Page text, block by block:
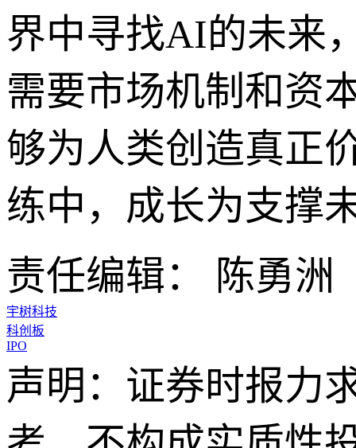
界中寻找AI的未来
需要市场机制和资
够为人类创造真正
练中，成长为支撑
责任编辑： 陈勇洲
宇树科技
科创板
IPO
声明：证券时报力